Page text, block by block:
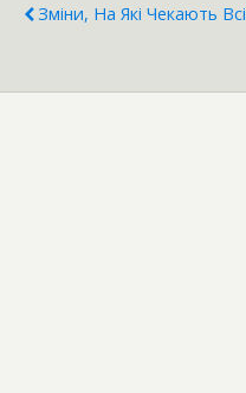
Зміни, На Які Чекають Всі